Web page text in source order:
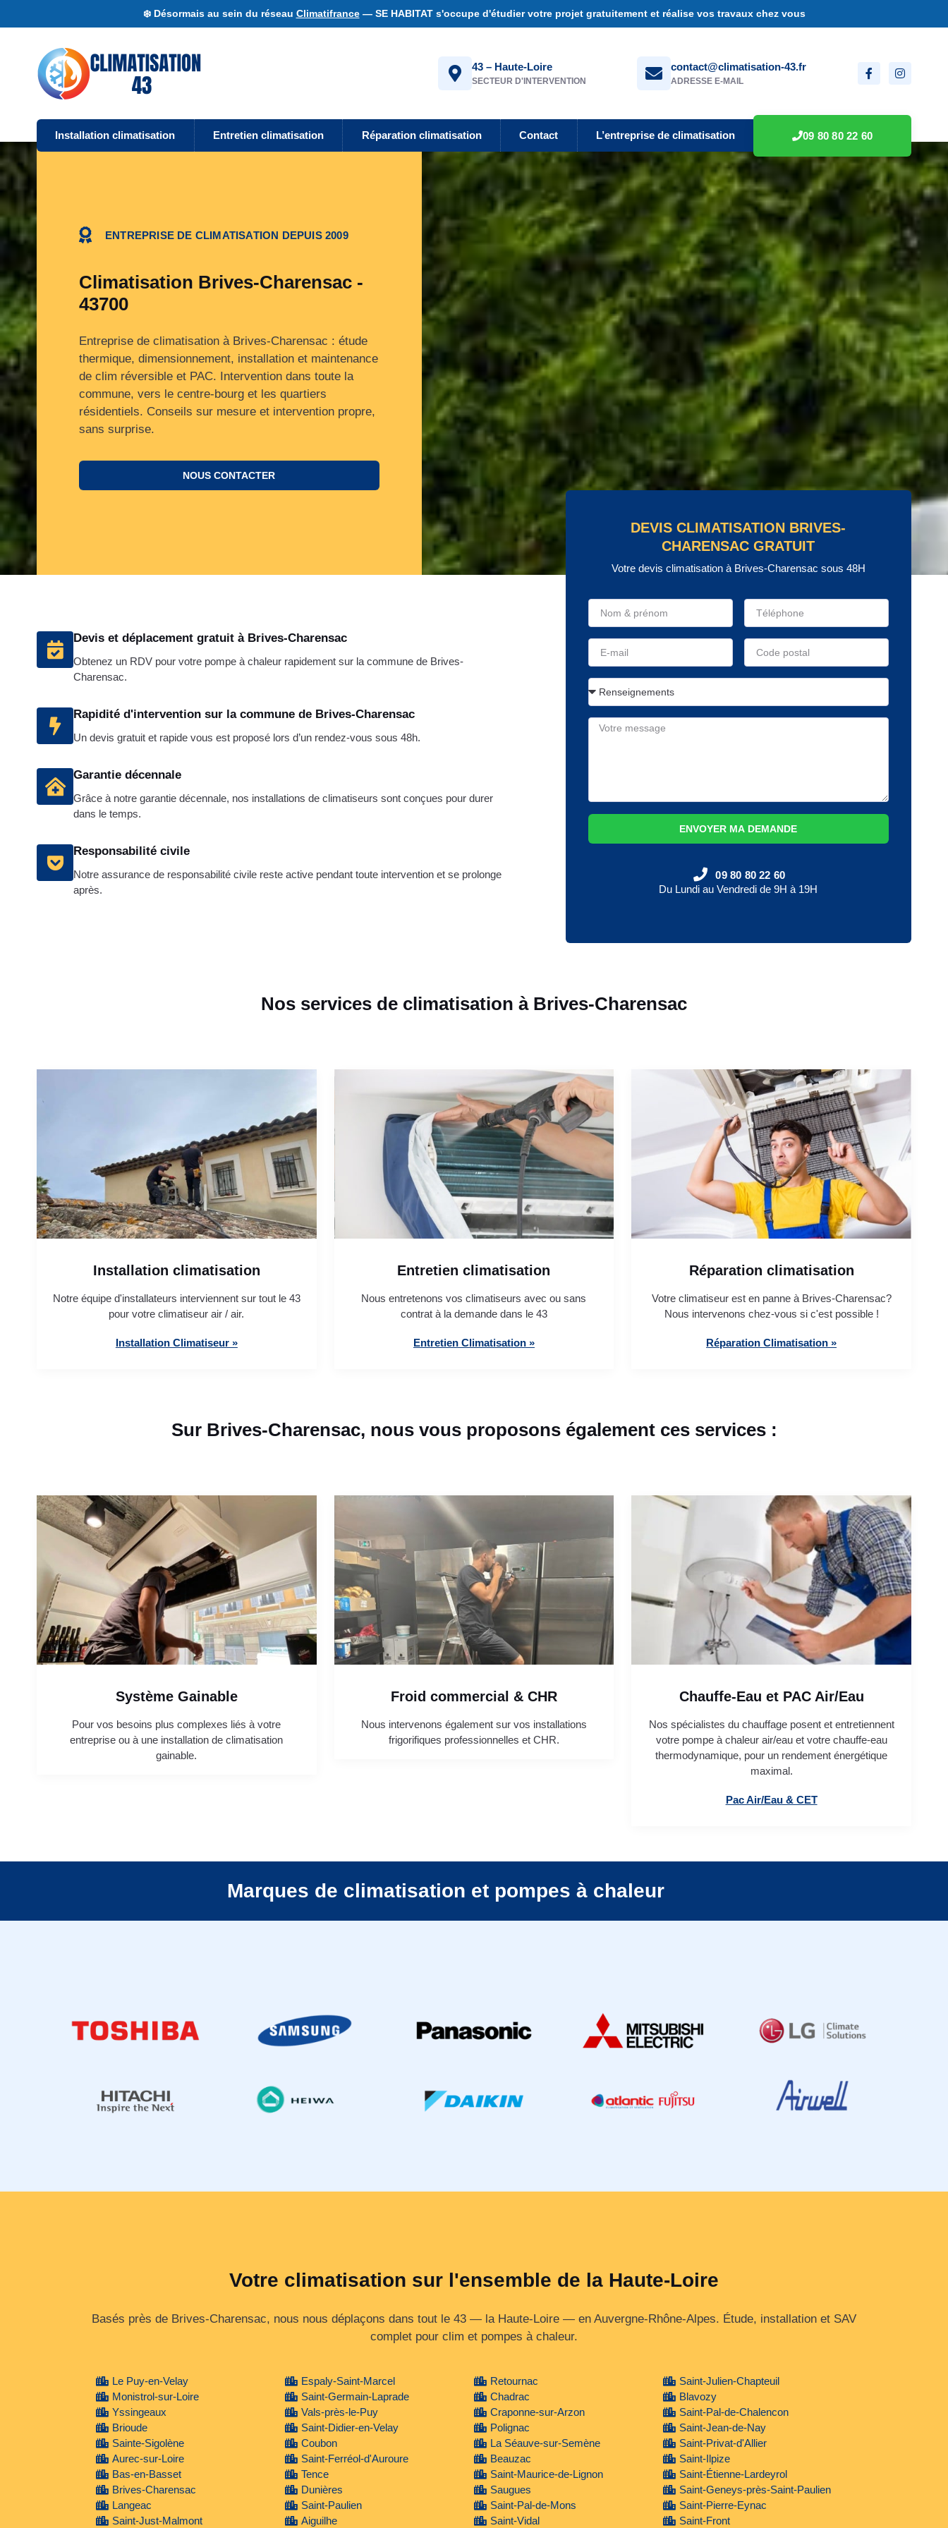
❄️ Désormais au sein du réseau Climatifrance— SE HABITAT s'occupe d'étudier votre projet gratuitement et réalise vos travaux chez vous
43 – Haute-Loire
SECTEUR D'INTERVENTION
contact@climatisation-43.fr
ADRESSE E-MAIL
Installation climatisation Entretien climatisation Réparation climatisation Contact L’entreprise de climatisation 09 80 80 22 60
ENTREPRISE DE CLIMATISATION DEPUIS 2009
Climatisation Brives-Charensac -
43700
Entreprise de climatisation à Brives-Charensac : étude
thermique, dimensionnement, installation et maintenance
de clim réversible et PAC. Intervention dans toute la
commune, vers le centre‑bourg et les quartiers
résidentiels. Conseils sur mesure et intervention propre,
sans surprise.
NOUS CONTACTER
Devis et déplacement gratuit à Brives-Charensac
Obtenez un RDV pour votre pompe à chaleur rapidement sur la commune de Brives-
Charensac.
Rapidité d'intervention sur la commune de Brives-Charensac
Un devis gratuit et rapide vous est proposé lors d’un rendez-vous sous 48h.
Garantie décennale
Grâce à notre garantie décennale, nos installations de climatiseurs sont conçues pour durer
dans le temps.
Responsabilité civile
Notre assurance de responsabilité civile reste active pendant toute intervention et se prolonge
après.
DEVIS CLIMATISATION BRIVES-
CHARENSAC GRATUIT
Votre devis climatisation à Brives-Charensac sous 48H
ENVOYER MA DEMANDE
09 80 80 22 60
Du Lundi au Vendredi de 9H à 19H
Nos services de climatisation à Brives-Charensac
Installation climatisation
Notre équipe d'installateurs interviennent sur tout le 43
pour votre climatiseur air / air.
Installation Climatiseur »
Entretien climatisation
Nous entretenons vos climatiseurs avec ou sans
contrat à la demande dans le 43
Entretien Climatisation »
Réparation climatisation
Votre climatiseur est en panne à Brives-Charensac?
Nous intervenons chez-vous si c'est possible !
Réparation Climatisation »
Sur Brives-Charensac, nous vous proposons également ces services :
Système Gainable
Pour vos besoins plus complexes liés à votre
entreprise ou à une installation de climatisation
gainable.
Froid commercial & CHR
Nous intervenons également sur vos installations
frigorifiques professionnelles et CHR.
Chauffe-Eau et PAC Air/Eau
Nos spécialistes du chauffage posent et entretiennent
votre pompe à chaleur air/eau et votre chauffe-eau
thermodynamique, pour un rendement énergétique
maximal.
Pac Air/Eau & CET
Marques de climatisation et pompes à chaleur
Votre climatisation sur l'ensemble de la Haute-Loire
Basés près de Brives-Charensac, nous nous déplaçons dans tout le 43 — la Haute‑Loire — en Auvergne‑Rhône‑Alpes. Étude, installation et SAV
complet pour clim et pompes à chaleur.
Le Puy-en-Velay
Monistrol-sur-Loire
Yssingeaux
Brioude
Sainte-Sigolène
Aurec-sur-Loire
Bas-en-Basset
Brives-Charensac
Langeac
Saint-Just-Malmont
Espaly-Saint-Marcel
Saint-Germain-Laprade
Vals-près-le-Puy
Saint-Didier-en-Velay
Coubon
Saint-Ferréol-d'Auroure
Tence
Dunières
Saint-Paulien
Aiguilhe
Retournac
Chadrac
Craponne-sur-Arzon
Polignac
La Séauve-sur-Semène
Beauzac
Saint-Maurice-de-Lignon
Saugues
Saint-Pal-de-Mons
Saint-Vidal
Saint-Julien-Chapteuil
Blavozy
Saint-Pal-de-Chalencon
Saint-Jean-de-Nay
Saint-Privat-d'Allier
Saint-Ilpize
Saint-Étienne-Lardeyrol
Saint-Geneys-près-Saint-Paulien
Saint-Pierre-Eynac
Saint-Front